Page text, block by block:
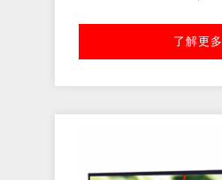
了解更多